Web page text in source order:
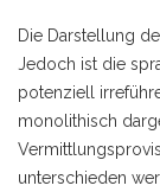
Die Darstellung
Jedoch ist die
potenziell
monolithisch
unterschieden